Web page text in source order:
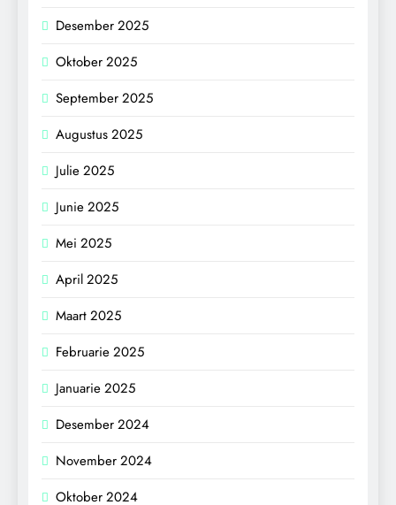
Desember 2025
Oktober 2025
September 2025
Augustus 2025
Julie 2025
Junie 2025
Mei 2025
April 2025
Maart 2025
Februarie 2025
Januarie 2025
Desember 2024
November 2024
Oktober 2024